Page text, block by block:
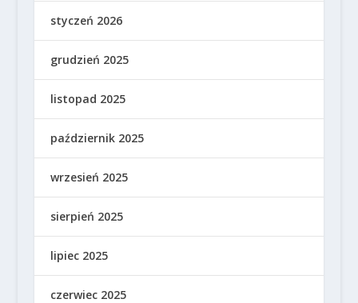
styczeń 2026
grudzień 2025
listopad 2025
październik 2025
wrzesień 2025
sierpień 2025
lipiec 2025
czerwiec 2025